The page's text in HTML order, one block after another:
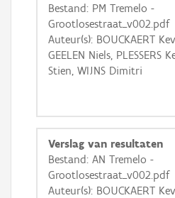
+ −
Basis Lagen
OSM-Basiskaart
Ortho
Bestand: PM Tremelo -
Grootlosestraat_v002.pdf
Auteur(s): BOUCKAERT
GEELEN Niels, PLESSERS
Stien, WIJNS Dimitri
Verslag van resultaten
Bestand: AN Tremelo -
Grootlosestraat_v002.pdf
Auteur(s): BOUCKAERT